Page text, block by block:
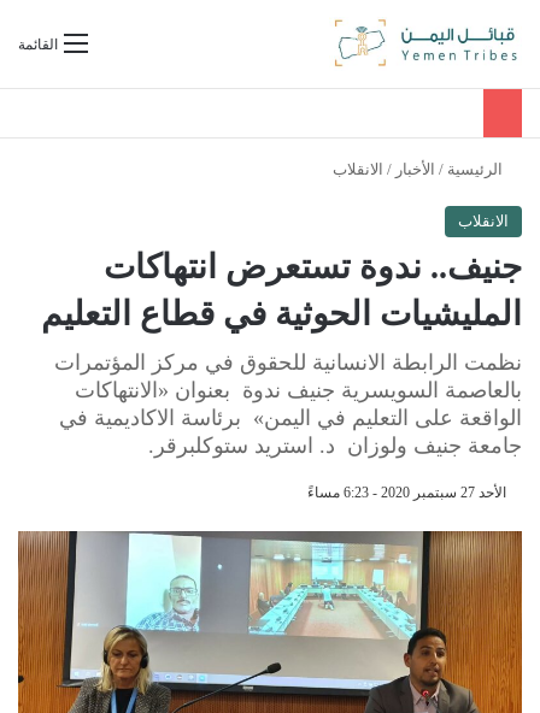
القائمةبحث عن
الرئيسية / الأخبار / الانقلاب
الانقلاب
جنيف.. ندوة تستعرض انتهاكات
المليشيات الحوثية في قطاع التعليم
نظمت الرابطة الانسانية للحقوق في مركز المؤتمرات
بالعاصمة السويسرية جنيف ندوة بعنوان «الانتهاكات
الواقعة على التعليم في اليمن» برئاسة الاكاديمية في
جامعة جنيف ولوزان د. استريد ستوكلبرقر.
الأحد 27 سبتمبر 2020 - 6:23 مساءً